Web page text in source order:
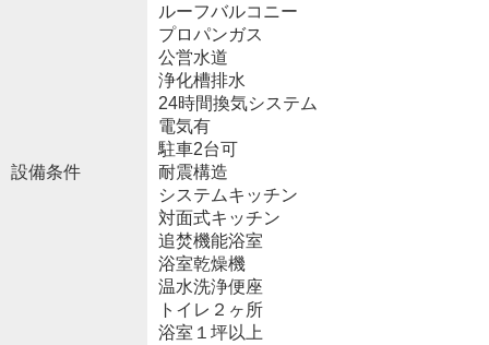
設備条件
ルーフバルコニー
プロパンガス
公営水道
浄化槽排水
24時間換気システム
電気有
駐車2台可
耐震構造
システムキッチン
対面式キッチン
追焚機能浴室
浴室乾燥機
温水洗浄便座
トイレ２ヶ所
浴室１坪以上